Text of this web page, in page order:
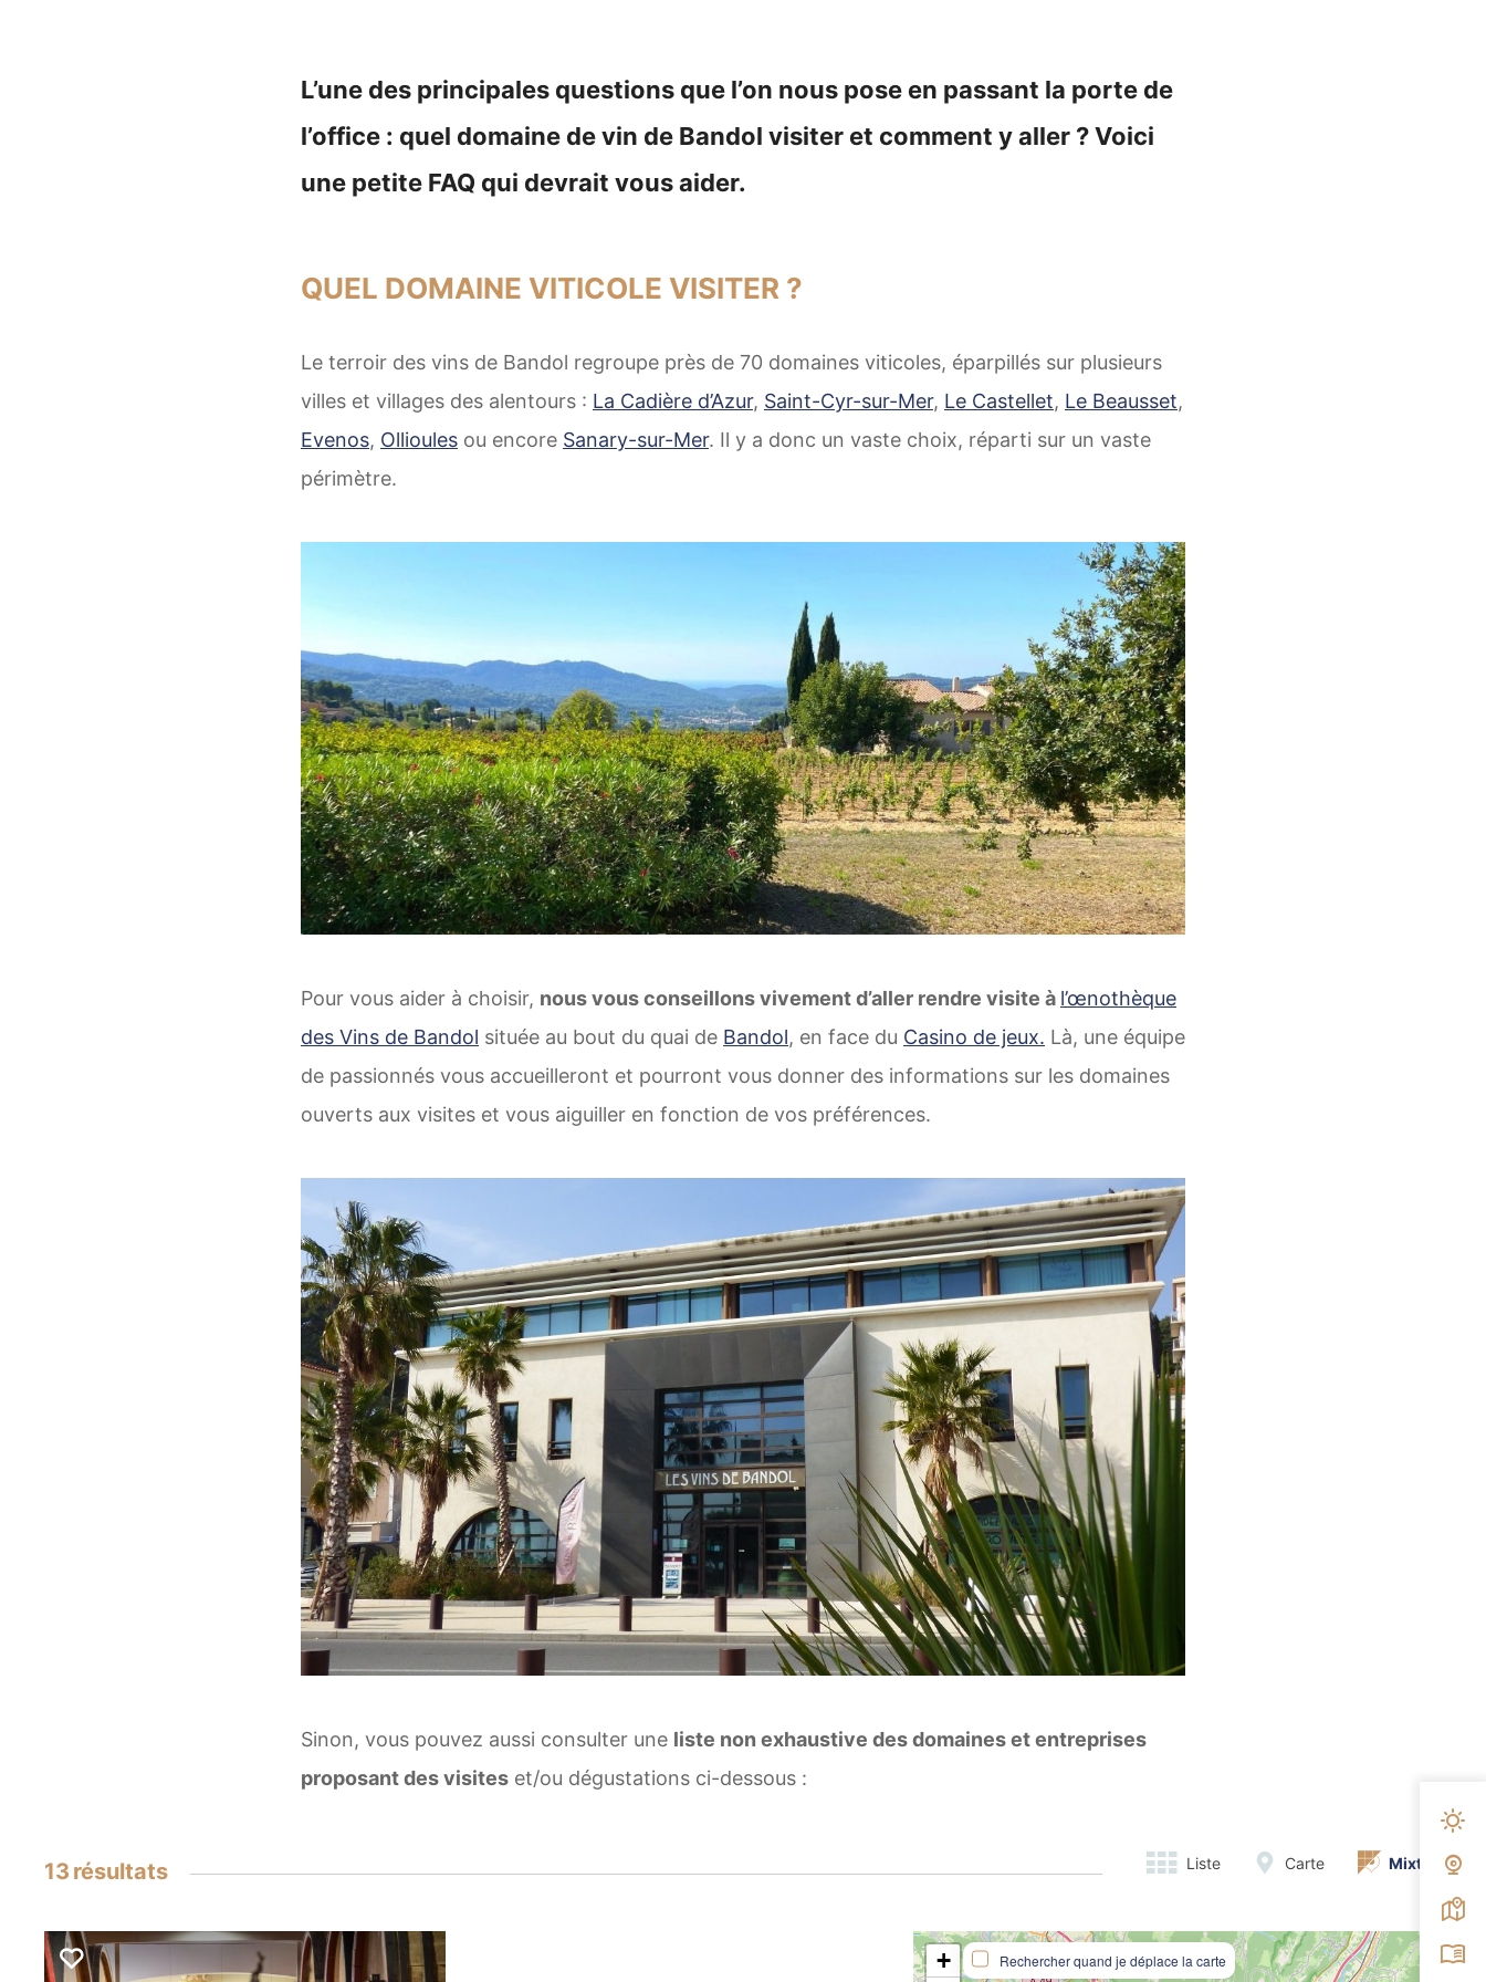
L’une des principales questions que l’on nous pose en passant la porte de
l’office : quel domaine de vin de Bandol visiter et comment y aller ? Voici
une petite FAQ qui devrait vous aider.
QUEL DOMAINE VITICOLE VISITER ?
Le terroir des vins de Bandol regroupe près de 70 domaines viticoles, éparpillés sur plusieurs
villes et villages des alentours : La Cadière d’Azur, Saint-Cyr-sur-Mer, Le Castellet, Le Beausset,
Evenos, Ollioules ou encore Sanary-sur-Mer. Il y a donc un vaste choix, réparti sur un vaste
périmètre.
Pour vous aider à choisir, nous vous conseillons vivement d’aller rendre visite à l’œnothèque
des Vins de Bandol située au bout du quai de Bandol, en face du Casino de jeux. Là, une équipe
de passionnés vous accueilleront et pourront vous donner des informations sur les domaines
ouverts aux visites et vous aiguiller en fonction de vos préférences.
Sinon, vous pouvez aussi consulter une liste non exhaustive des domaines et entreprises
proposant des visites et/ou dégustations ci-dessous :
13 résultats Liste Carte Mixte
Rechercher quand je déplace la carte
+